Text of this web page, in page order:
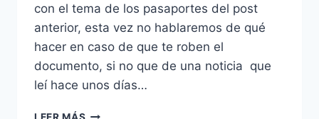
con el tema de los pasaportes del post
anterior, esta vez no hablaremos de qué
hacer en caso de que te roben el
documento, si no que de una noticia que
leí hace unos días…
TIPS